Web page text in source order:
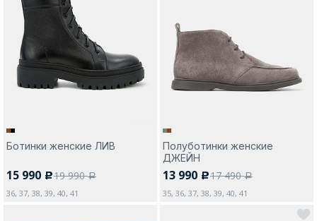
Ботинки женские ЛИВ
15 990 c19 990a
36, 37, 38, 39, 40, 41
Полуботинки женские
ДЖЕЙН
13 990 c17 490a
35, 36, 37, 38, 39, 40, 41